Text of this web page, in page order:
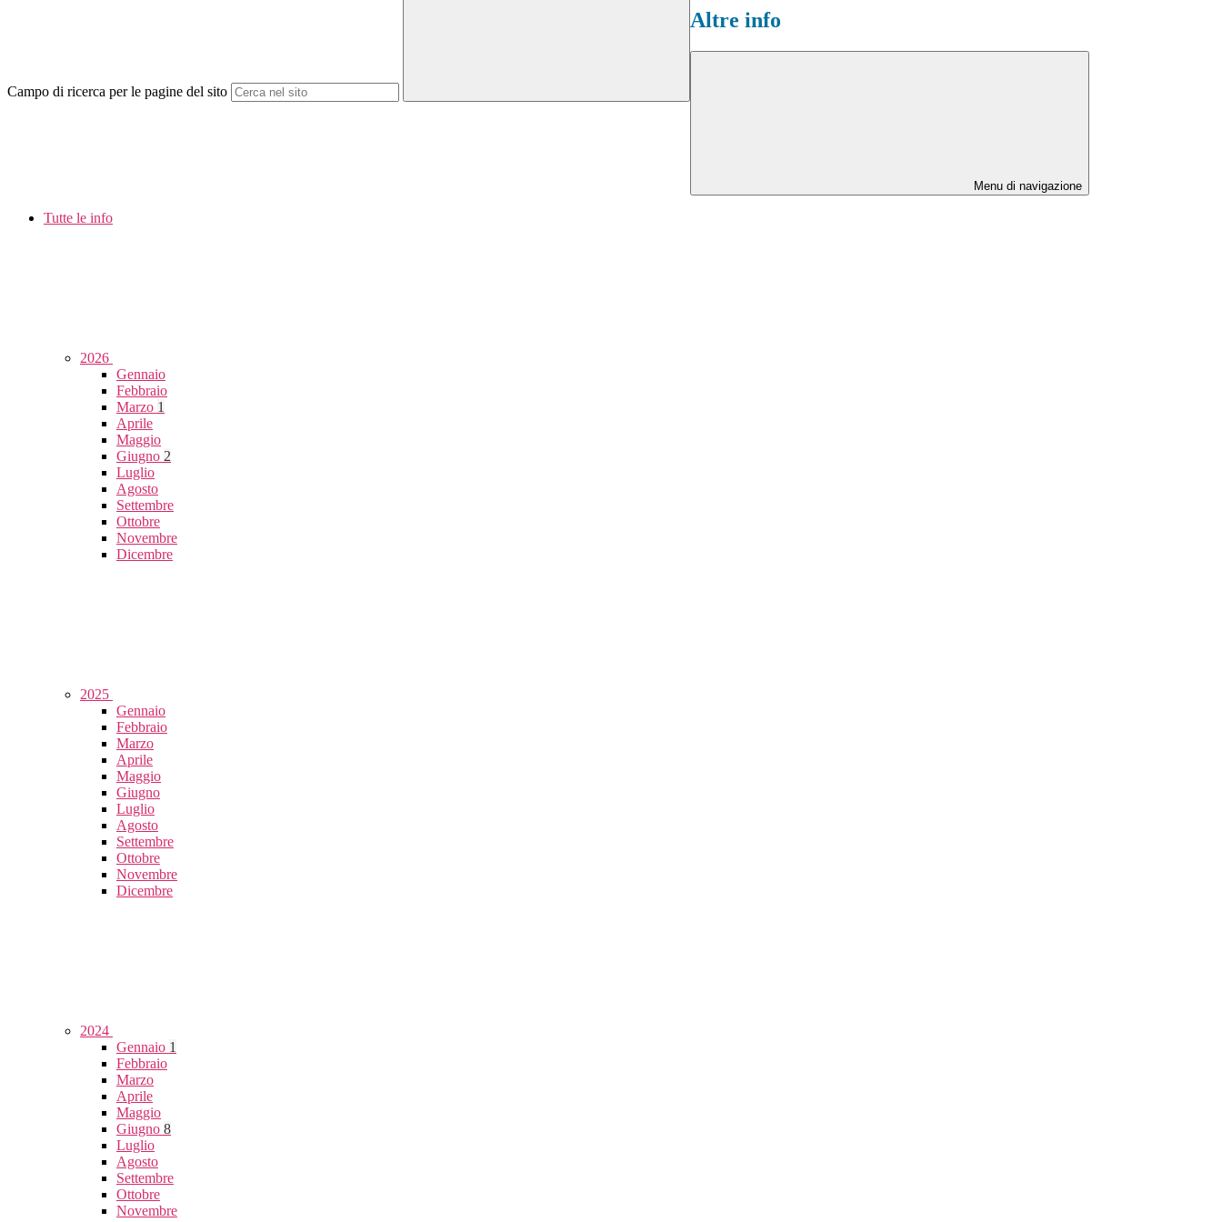
Campo di ricerca per le pagine del sito
Altre info
Menu di navigazione
Tutte le info
2026
Gennaio
Febbraio
Marzo 1
Aprile
Maggio
Giugno 2
Luglio
Agosto
Settembre
Ottobre
Novembre
Dicembre
2025
Gennaio
Febbraio
Marzo
Aprile
Maggio
Giugno
Luglio
Agosto
Settembre
Ottobre
Novembre
Dicembre
2024
Gennaio 1
Febbraio
Marzo
Aprile
Maggio
Giugno 8
Luglio
Agosto
Settembre
Ottobre
Novembre